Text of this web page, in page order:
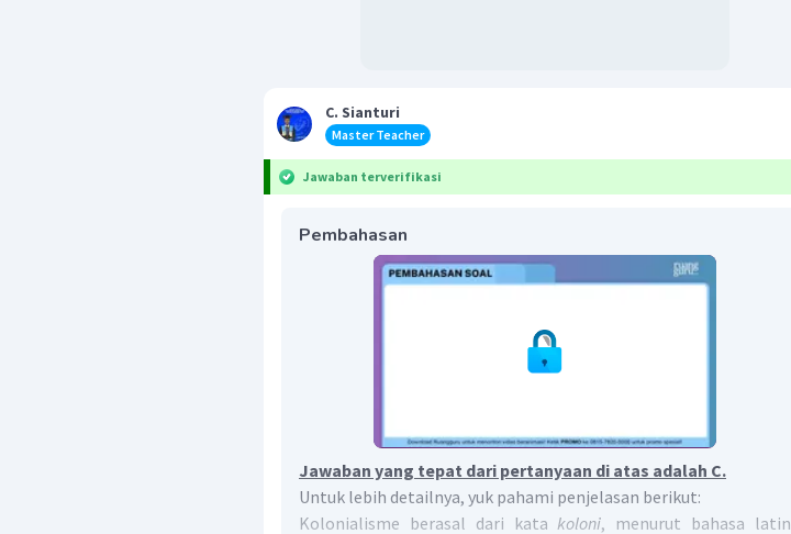
C. Sianturi
Master Teacher
Jawaban terverifikasi
Pembahasan
Jawaban yang tepat dari pertanyaan di atas adalah C.
Untuk lebih detailnya, yuk pahami penjelasan berikut:
Kolonialisme berasal dari katakoloni, menurut bahasa latin